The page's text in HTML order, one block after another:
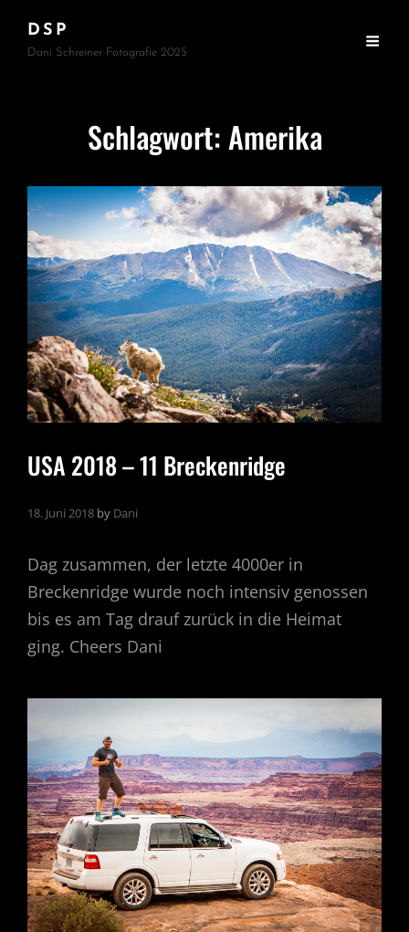
DSP
Dani Schreiner Fotografie 2025
Schlagwort: Amerika
USA 2018 – 11 Breckenridge
18. Juni 2018 by Dani
Dag zusammen, der letzte 4000er in
Breckenridge wurde noch intensiv genossen
bis es am Tag drauf zurück in die Heimat
ging. Cheers Dani